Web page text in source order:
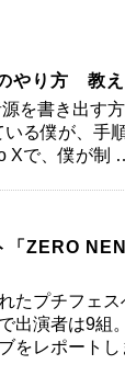
やり方 教
を書き出す
る僕が、手
Xで、僕が制
「ZERO
たプチフェ
出演者は9組
をレポート